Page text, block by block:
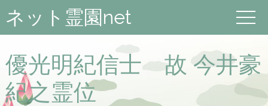
ネット霊園net
優光明紀信士 故 今井豪
紀之霊位